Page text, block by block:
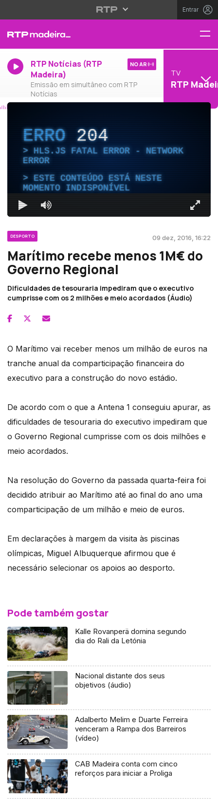
Entrar
RTP Notícias (RTP
Madeira)
Emissão em simultâneo com RTP
Notícias
NO AR
TV
RTP
ERRO204
HLS.JS FATAL ERROR - NETWORK
ERROR
ESTE CONTEÚDO ESTÁ NESTE
MOMENTO INDISPONÍVEL
DESPORTO 09 dez, 2016, 16:22
Marítimo recebe menos 1M€ do
Governo Regional
Dificuldades de tesouraria impediram que o executivo
cumprisse com os 2 milhões e meio acordados (Áudio)
O Marítimo vai receber menos um milhão de euros na
tranche anual da comparticipação financeira do
executivo para a construção do novo estádio.
De acordo com o que a Antena 1 conseguiu apurar, as
dificuldades de tesouraria do executivo impediram que
o Governo Regional cumprisse com os dois milhões e
meio acordados.
Na resolução do Governo da passada quarta-feira foi
decidido atribuir ao Marítimo até ao final do ano uma
comparticipação de um milhão e meio de euros.
Em declarações à margem da visita às piscinas
olímpicas, Miguel Albuquerque afirmou que é
necessário selecionar os apoios ao desporto.
Pode também gostar
Kalle Rovanperä domina segundo
dia do Rali da Letónia
Nacional distante dos seus
objetivos (áudio)
Adalberto Melim e Duarte Ferreira
venceram a Rampa dos Barreiros
(vídeo)
CAB Madeira conta com cinco
reforços para iniciar a Proliga